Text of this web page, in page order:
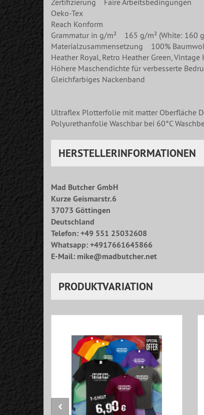
Zertifizierung Faire Arbeitsbedingungen
Oeko-Tex
Reach Konform
Grammatur in g/m² 165 g/m² (White: 160
Materialzusammensetzung 100%
Heather Royal, Retro Heather Green,
Höhere Maschendichte für verbesserte
Gleichfarbiges Nackenband
Ultraflex Plotterfolie mit matter Oberfläche
Polyurethanfolie Waschbar bei 60°C
HERSTELLERINFORMATIONEN
Mad Butcher GmbH
Kurze Geismarstr.6
37073 Göttingen
Deutschland
Telefon: +49 551 25032608
Whatsapp: +4917661645866
E-Mail: mike@madbutcher.net
PRODUKTVARIATION